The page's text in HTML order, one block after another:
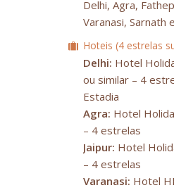
Delhi, Agra,
Varanasi, Sarnath
Hoteis (4 estrelas
Delhi: Hotel
ou similar – 4
Estadia
Agra: Hotel
– 4 estrelas
Jaipur: Hotel
– 4 estrelas
Varanasi: Hotel